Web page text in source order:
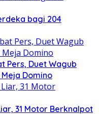
bagi 204
Pers, Duet Wagub
Meja Domino
31 Motor Berknalpot